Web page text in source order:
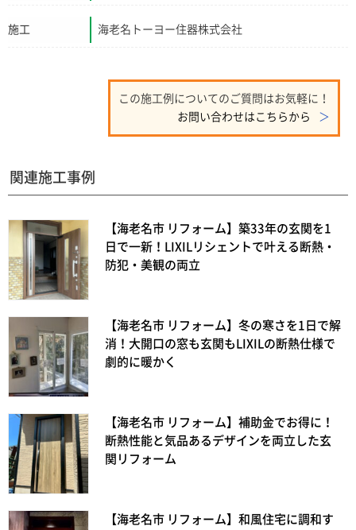
施工 海老名トーヨー住器株式会社
この施工例についてのご質問はお気軽に！
お問い合わせはこちらから
関連施工事例
【海老名市 リフォーム】築33年の玄関を1
日で一新！LIXILリシェントで叶える断熱・
防犯・美観の両立
【海老名市 リフォーム】冬の寒さを1日で解
消！大開口の窓も玄関もLIXILの断熱仕様で
劇的に暖かく
【海老名市 リフォーム】補助金でお得に！
断熱性能と気品あるデザインを両立した玄
関リフォーム
【海老名市 リフォーム】和風住宅に調和す